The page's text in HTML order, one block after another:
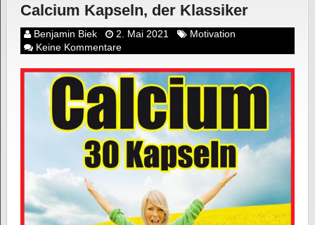
Calcium Kapseln, der Klassiker
Benjamin Biek 2. Mai 2021
Motivation
Keine Kommentare